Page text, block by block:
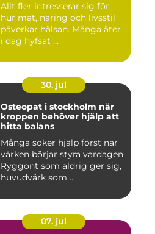
Allt fler intresserar sig för
hur mat, näring och livsstil
påverkar hälsan. Många äter
i dag hyfsat ...
30. jul
Osteopat i stockholm när
kroppen behöver hjälp att
hitta balans
Många söker hjälp först när
värken börjar styra vardagen.
Ryggont som aldrig ger sig,
huvudvärk som ...
07. jul